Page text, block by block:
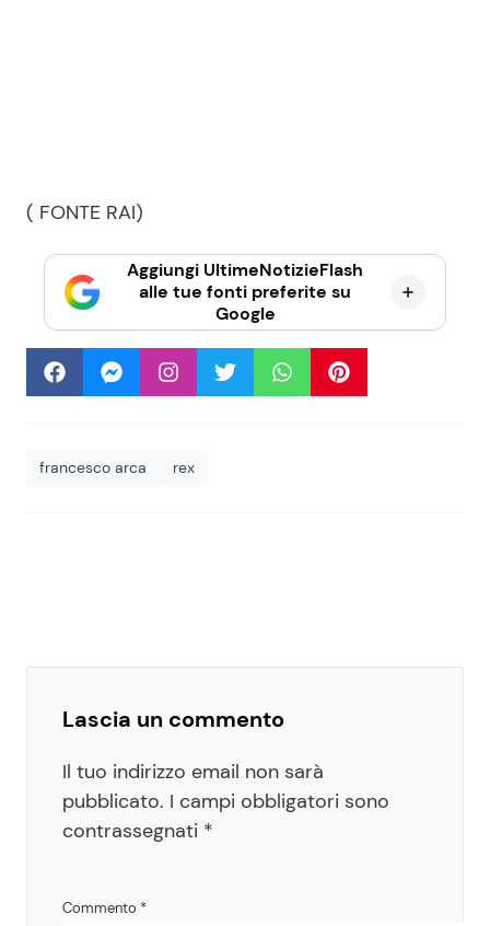
( FONTE RAI)
Aggiungi UltimeNotizieFlash
alle tue fonti preferite su
Google
francesco arca rex
Lascia un commento
Il tuo indirizzo email non sarà
pubblicato. I campi obbligatori sono
contrassegnati *
Commento *